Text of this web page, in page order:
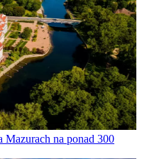
Mazurach na ponad 300